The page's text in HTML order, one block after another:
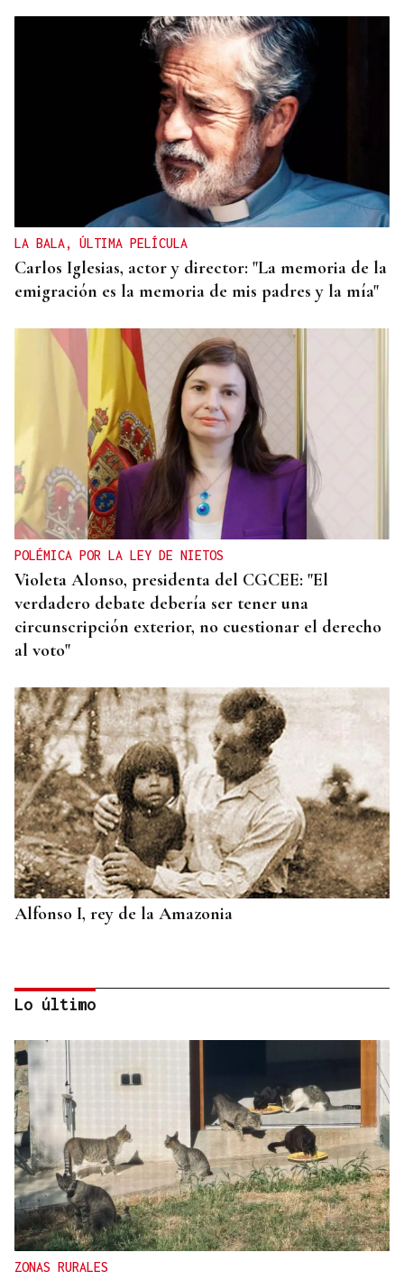
LA BALA, ÚLTIMA PELÍCULA
Carlos Iglesias, actor y director: "La memoria de la
emigración es la memoria de mis padres y la mía"
POLÉMICA POR LA LEY DE NIETOS
Violeta Alonso, presidenta del CGCEE: "El
verdadero debate debería ser tener una
circunscripción exterior, no cuestionar el derecho
al voto"
Alfonso I, rey de la Amazonia
BIOGRAFÍAS
Jesusa Prado López, la fuerza ourensana que
iluminó La Habana
Lo último
ZONAS RURALES